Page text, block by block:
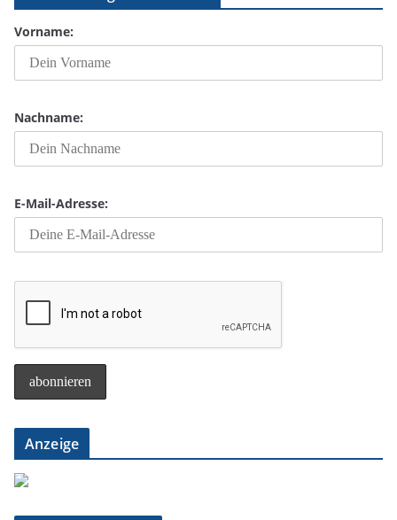
Vorname:
Nachname:
E-Mail-Adresse:
Anzeige